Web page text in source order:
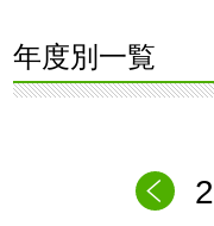
年度別一覧